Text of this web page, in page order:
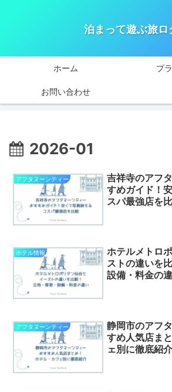
泊まって遊ぶ旅ロ
ホーム プ
お問い合わせ
2026-01
アフタヌーンティー
吉祥寺のアフ
すめガイド！
スパ最強店を
ホテル情報
ホテルメトロ
ストの違いを
設備・料金の
アフタヌーンティー
静岡市のアフ
すめ人気店ま
ェ別に徹底紹介